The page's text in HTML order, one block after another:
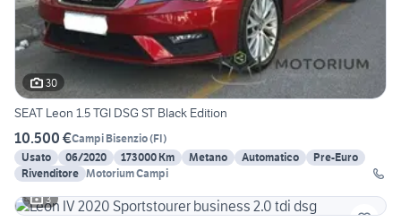
30
SEAT Leon 1.5 TGI DSG ST Black Edition
10.500 €Campi Bisenzio(FI)
Usato
06/2020 173000 Km Metano Automatico
Pre-Euro
Rivenditore Motorium Campi
3